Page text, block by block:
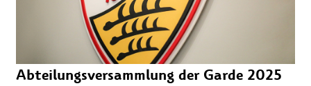
Abteilungsversammlung der Garde 2025